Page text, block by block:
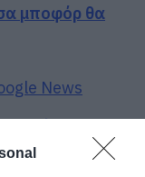
μποφόρ θα
News
για την